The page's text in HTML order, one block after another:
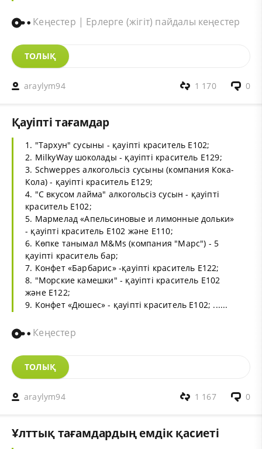
Кеңестер | Ерлерге (жігіт) пайдалы кеңестер
ТОЛЫҚ
araylym94 0
1 170
Қауіпті тағамдар
1. "Тархун" сусыны - қауіпті краситель Е102;
2. MilkyWay шоколады - қауіпті краситель Е129;
3. Schweppes алкогольсіз сусыны (компания Кока-
Кола) - қауіпті краситель Е129;
4. "С вкусом лайма" алкогольсіз сусын - қауіпті
краситель Е102;
5. Мармелад «Апельсиновые и лимонные дольки»
- қауіпті краситель Е102 және Е110;
6. Көпке танымал M&Ms (компания "Марс") - 5
қауіпті краситель бар;
7. Конфет «Барбарис» -қауіпті краситель Е122;
8. "Морские камешки" - қауіпті краситель Е102
және Е122;
9. Конфет «Дюшес» - қауіпті краситель Е102; ......
Кеңестер
ТОЛЫҚ
araylym94 0
1 167
Ұлттық тағамдардың емдік қасиеті